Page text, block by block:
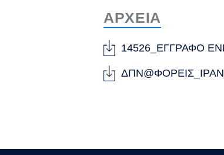
ΑΡΧΕΙΑ
14526_ΕΓΓΡΑΦΟ